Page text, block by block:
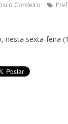
Cordeiro
nesta sexta-feira